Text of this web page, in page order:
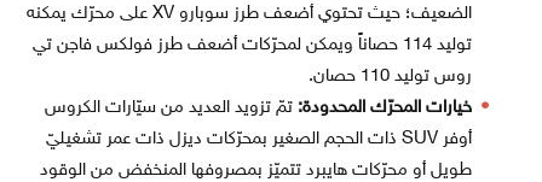
الضعيف؛ حيث تحتوي أضعف طرز سوبارو XV على محرّك يمكنه
توليد 114 حصاناً ويمكن لمحرّكات أضعف طرز فولكس فاجن تي
روس توليد 110 حصان.
خيارات المحرّك المحدودة: تمّ تزويد العديد من سيّارات الكروس
أوفر SUV ذات الحجم الصغير بمحرّكات ديزل ذات عمر تشغيليّ
طويل أو محرّكات هايبرد تتميّز بمصروفها المنخفض من الوقود